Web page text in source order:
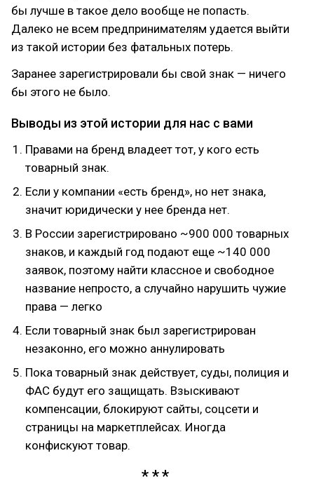
бы лучше в такое дело вообще не попасть.
Далеко не всем предпринимателям удается выйти
из такой истории без фатальных потерь.
Заранее зарегистрировали бы свой знак — ничего
бы этого не было.
Выводы из этой истории для нас с вами
Правами на бренд владеет тот, у кого есть
товарный знак.
Если у компании «есть бренд», но нет знака,
значит юридически у нее бренда нет.
В России зарегистрировано ~900 000 товарных
знаков, и каждый год подают еще ~140 000
заявок, поэтому найти классное и свободное
название непросто, а случайно нарушить чужие
права — легко
Если товарный знак был зарегистрирован
незаконно, его можно аннулировать
Пока товарный знак действует, суды, полиция и
ФАС будут его защищать. Взыскивают
компенсации, блокируют сайты, соцсети и
страницы на маркетплейсах. Иногда
конфискуют товар.